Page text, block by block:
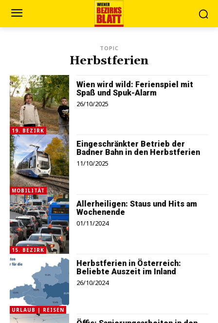
TOPIC
Herbstferien
19. BEZIRK
Wien wird wild: Ferienspiel mit
Spaß und Spuk-Alarm
26/10/2025
MOBILITÄT
Eingeschränkter Betrieb der
Badner Bahn in den Herbstferien
11/10/2025
15. BEZIRK
Allerheiligen: Staus und Hits am
Wochenende
01/11/2024
URLAUB | REISEN
Herbstferien in Österreich:
Beliebte Auszeit im Inland
26/10/2024